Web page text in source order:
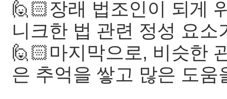
🙋🏻장래 법조인이 되게
니크한 법 관련 정성 요소
🙋🏻마지막으로, 비슷한
은 추억을 쌓고 많은 도움